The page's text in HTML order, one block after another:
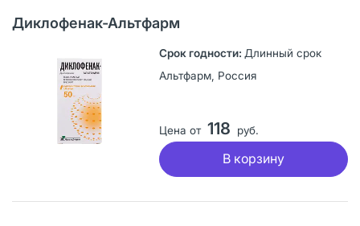
Диклофенак-Альтфарм
Длинный срок
Альтфарм, Россия
Цена от 118 руб.
В корзину